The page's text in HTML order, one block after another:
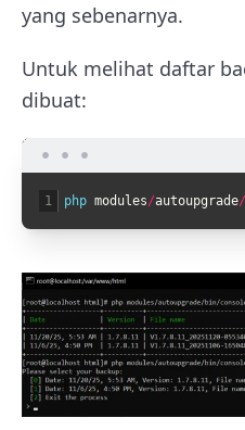
yang sebenarnya.
Untuk melihat daftar
dibuat:
1 php modules/autoupgrade/